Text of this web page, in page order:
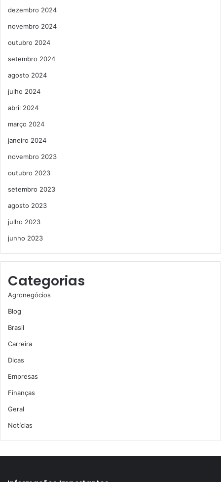
dezembro 2024
novembro 2024
outubro 2024
setembro 2024
agosto 2024
julho 2024
abril 2024
março 2024
janeiro 2024
novembro 2023
outubro 2023
setembro 2023
agosto 2023
julho 2023
junho 2023
Categorias
Agronegócios
Blog
Brasil
Carreira
Dicas
Empresas
Finanças
Geral
Notícias